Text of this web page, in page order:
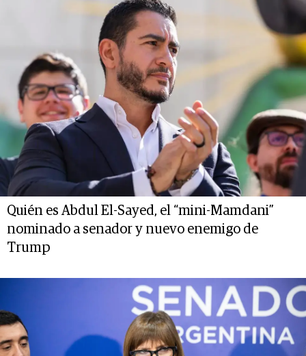
Quién es Abdul El-Sayed, el “mini-Mamdani”
nominado a senador y nuevo enemigo de
Trump